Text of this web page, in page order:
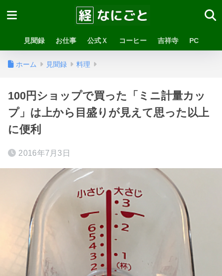
見聞録 お仕事 公式Ｘ コーヒー 吉祥寺 PC
ホーム 見聞録 料理
100円ショップで買った「ミニ計量カッ
プ」は上から目盛りが見えて思った以上
に便利
2016年7月3日